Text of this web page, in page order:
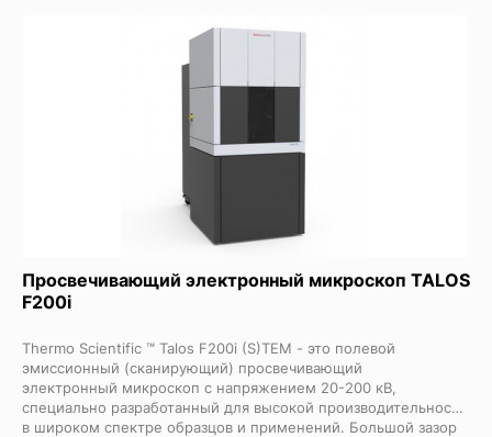
Просвечивающий электронный микроскоп TALOS
F200i
Thermo Scientific ™ Talos F200i (S)TEM - это полевой
эмиссионный (сканирующий) просвечивающий
электронный микроскоп c напряжением 20-200 кВ,
специально разработанный для высокой производительности
в широком спектре образцов и применений. Большой зазор